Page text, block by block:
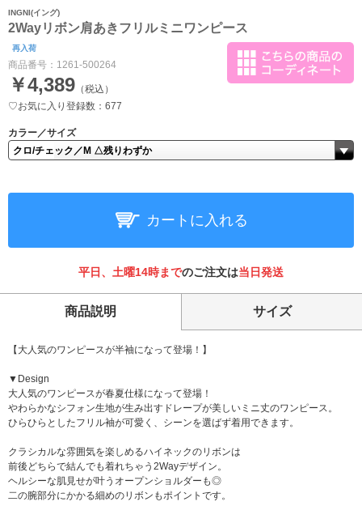
INGNI(イング)
2Wayリボン肩あきフリルミニワンピース
再入荷
商品番号： 1261-500264
￥4,389 （税込）
♡お気に入り登録数：677
カラー／サイズ
カートに入れる
平日、土曜14時までのご注文は当日発送
商品説明 サイズ
【大人気のワンピースが半袖になって登場！】
▼Design
大人気のワンピースが春夏仕様になって登場！
やわらかなシフォン生地が生み出すドレープが美しいミニ丈のワンピース。
ひらひらとしたフリル袖が可愛く、シーンを選ばず着用できます。
クラシカルな雰囲気を楽しめるハイネックのリボンは
前後どちらで結んでも着れちゃう2Wayデザイン。
ヘルシーな肌見せが叶うオープンショルダーも◎
二の腕部分にかかる細めのリボンもポイントです。